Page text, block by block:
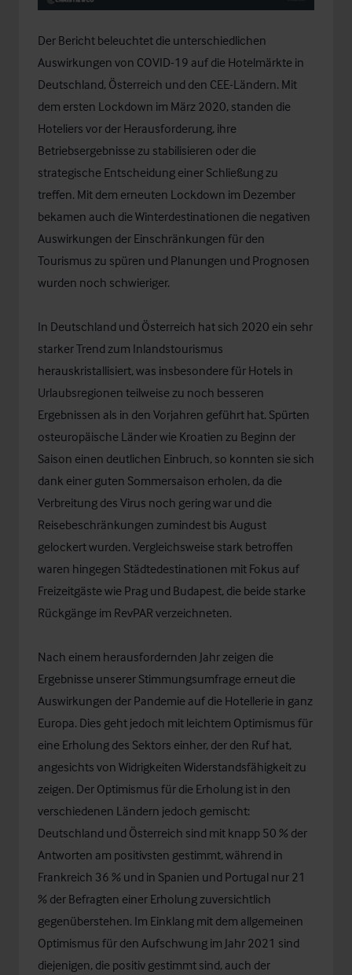
Der Bericht beleuchtet die unterschiedlichen
Auswirkungen von COVID-19 auf die Hotelmärkte in
Deutschland, Österreich und den CEE-Ländern. Mit
dem ersten Lockdown im März 2020, standen die
Hoteliers vor der Herausforderung, ihre
Betriebsergebnisse zu stabilisieren oder die
strategische Entscheidung einer Schließung zu
treffen. Mit dem erneuten Lockdown im Dezember
bekamen auch die Winterdestinationen die negativen
Auswirkungen der Einschränkungen für den
Tourismus zu spüren und Planungen und Prognosen
wurden noch schwieriger.
In Deutschland und Österreich hat sich 2020 ein sehr
starker Trend zum Inlandstourismus
herauskristallisiert, was insbesondere für Hotels in
Urlaubsregionen teilweise zu noch besseren
Ergebnissen als in den Vorjahren geführt hat. Spürten
osteuropäische Länder wie Kroatien zu Beginn der
Saison einen deutlichen Einbruch, so konnten sie sich
dank einer guten Sommersaison erholen, da die
Verbreitung des Virus noch gering war und die
Reisebeschränkungen zumindest bis August
gelockert wurden. Vergleichsweise stark betroffen
waren hingegen Städtedestinationen mit Fokus auf
Freizeitgäste wie Prag und Budapest, die beide starke
Rückgänge im RevPAR verzeichneten.
Nach einem herausfordernden Jahr zeigen die
Ergebnisse unserer Stimmungsumfrage erneut die
Auswirkungen der Pandemie auf die Hotellerie in ganz
Europa. Dies geht jedoch mit leichtem Optimismus für
eine Erholung des Sektors einher, der den Ruf hat,
angesichts von Widrigkeiten Widerstandsfähigkeit zu
zeigen. Der Optimismus für die Erholung ist in den
verschiedenen Ländern jedoch gemischt:
Deutschland und Österreich sind mit knapp 50 % der
Antworten am positivsten gestimmt, während in
Frankreich 36 % und in Spanien und Portugal nur 21
% der Befragten einer Erholung zuversichtlich
gegenüberstehen. Im Einklang mit dem allgemeinen
Optimismus für den Aufschwung im Jahr 2021 sind
diejenigen, die positiv gestimmt sind, auch der